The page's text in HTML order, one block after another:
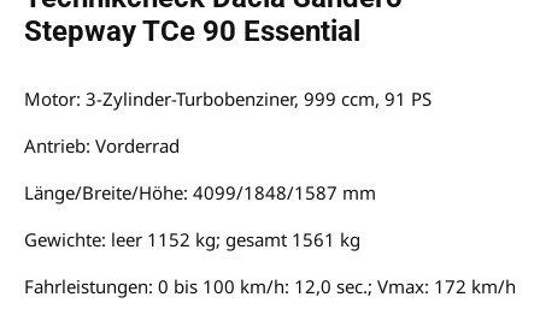
Stepway TCe 90 Essential
Motor: 3-Zylinder-Turbobenziner, 999 ccm, 91 PS
Antrieb: Vorderrad
Länge/Breite/Höhe: 4099/1848/1587 mm
Gewichte: leer 1152 kg; gesamt 1561 kg
Fahrleistungen: 0 bis 100 km/h: 12,0 sec.; Vmax: 172 km/h